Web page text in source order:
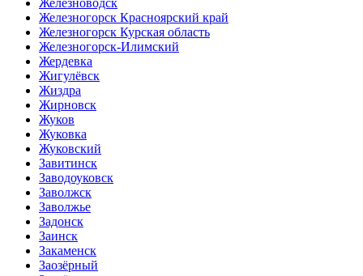
Железноводск
Железногорск Красноярский край
Железногорск Курская область
Железногорск-Илимский
Жердевка
Жигулёвск
Жиздра
Жирновск
Жуков
Жуковка
Жуковский
Завитинск
Заводоуковск
Заволжск
Заволжье
Задонск
Заинск
Закаменск
Заозёрный